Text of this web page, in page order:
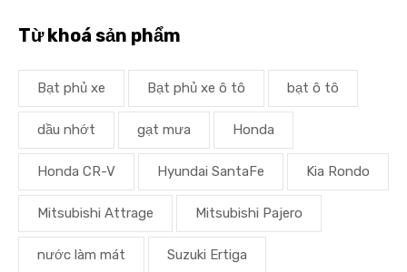
Từ khoá sản phẩm
Bạt phủ xe Bạt phủ xe ô tô bạt ô tô
dầu nhớt gạt mưa Honda
Honda CR-V Hyundai SantaFe Kia Rondo
Mitsubishi Attrage Mitsubishi Pajero
nước làm mát Suzuki Ertiga